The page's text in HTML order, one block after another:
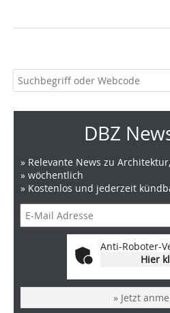
DBZ
» Relevante News zu
» wöchentlich
» Kostenlos und jederzeit
Anti-Roboter-
Hier
» Jetzt